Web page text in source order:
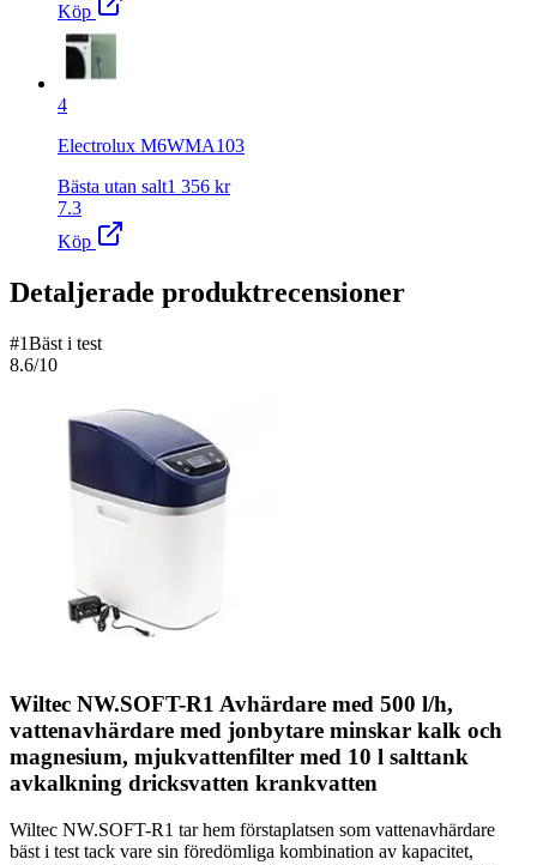
Köp
4
Electrolux M6WMA103
Bästa utan salt1 356 kr
7.3
Köp
Detaljerade produktrecensioner
#1Bäst i test
8.6/10
Wiltec NW.SOFT-R1 Avhärdare med 500 l/h,
vattenavhärdare med jonbytare minskar kalk och
magnesium, mjukvattenfilter med 10 l salttank
avkalkning dricksvatten krankvatten
Wiltec NW.SOFT-R1 tar hem förstaplatsen som vattenavhärdare
bäst i test tack vare sin föredömliga kombination av kapacitet,